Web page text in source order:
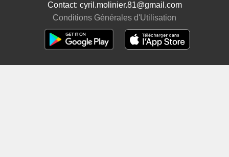
Contact: cyril.molinier.81@gmail.com
Conditions Générales d'Utilisation